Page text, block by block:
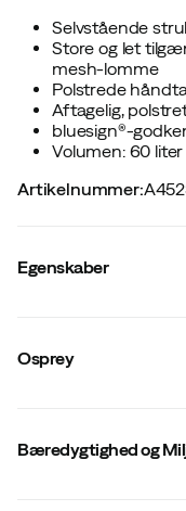
Selvstående
Store og let
mesh-lomme
Polstrede
Aftagelig,
bluesign®-
Volumen: 60 liter
Artikelnummer:
Egenskaber
Størrelse
Osprey
Bæredygtighed og